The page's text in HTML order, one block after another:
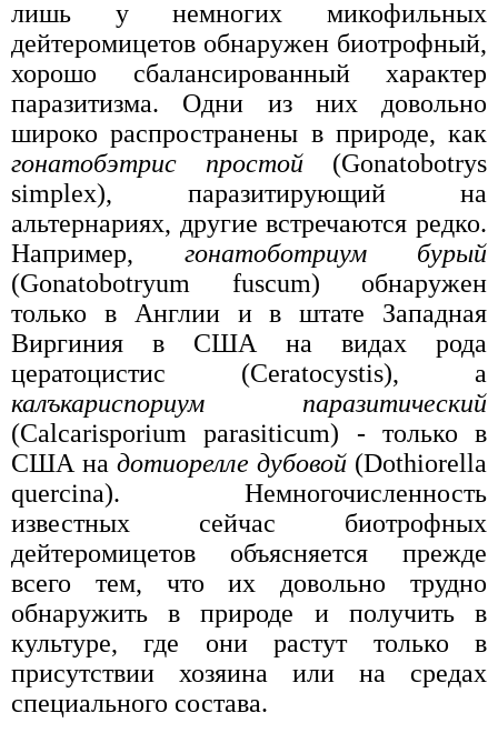
лишь у немногих микофильных
дейтеромицетов обнаружен биотрофный,
хорошо сбалансированный характер
паразитизма. Одни из них довольно
широко распространены в природе, как
гонатобэтрис простой (Gonatobotrys
simplex), паразитирующий на
альтернариях, другие встречаются редко.
Например, гонатоботриум бурый
(Gonatobotryum fuscum) обнаружен
только в Англии и в штате Западная
Виргиния в США на видах рода
цератоцистис (Ceratocystis), а
калъкариспориум паразитический
(Calcarisporium parasiticum) - только в
США на дотиорелле дубовой (Dothiorella
quercina). Немногочисленность
известных сейчас биотрофных
дейтеромицетов объясняется прежде
всего тем, что их довольно трудно
обнаружить в природе и получить в
культуре, где они растут только в
присутствии хозяина или на средах
специального состава.